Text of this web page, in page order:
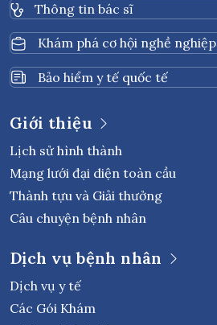
Thông tin bác sĩ
Khám phá cơ hội nghề nghiệp
Bảo hiểm y tế quốc tế
Giới thiệu
Lịch sử hình thành
Mạng lưới đại diện toàn cầu
Thành tựu và Giải thưởng
Câu chuyện bệnh nhân
Dịch vụ bệnh nhân
Dịch vụ y tế
Các Gói Khám